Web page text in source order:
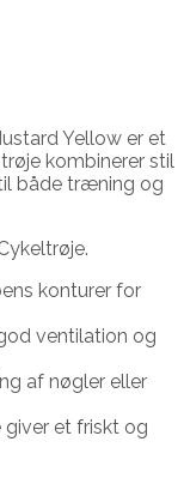
Yellow er et
kombinerer stil
både træning og
konturer for
ventilation og
af nøgler eller
et friskt og